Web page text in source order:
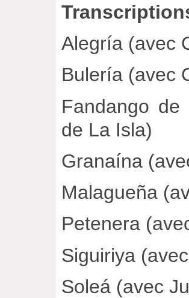
Alegría (avec
Bulería (avec
Fandango
de La Isla)
Granaína
Malagueña
Petenera
Siguiriya
Soleá (avec